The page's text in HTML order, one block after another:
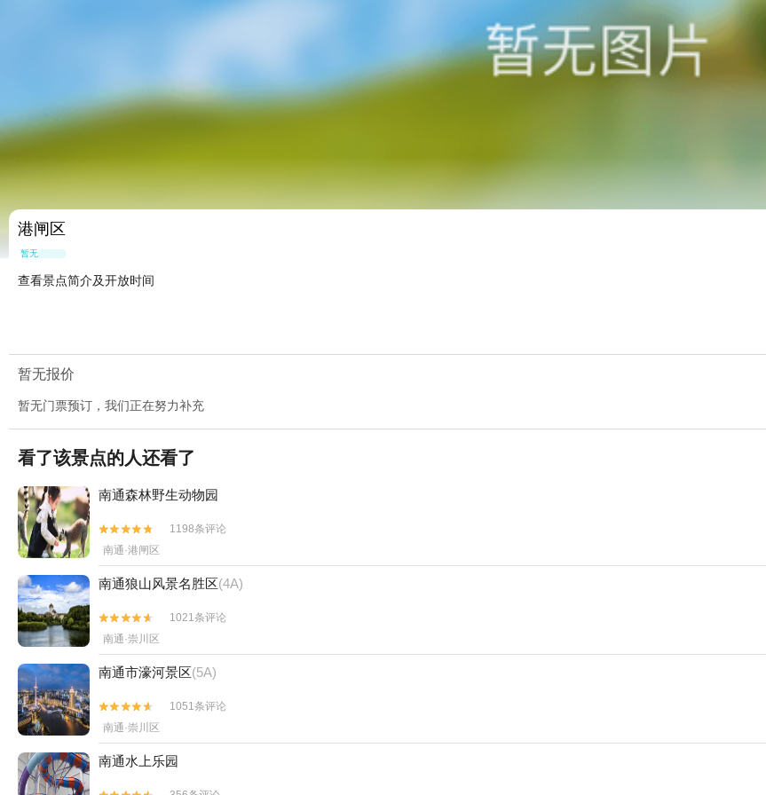
港闸区
暂无点评
查看景点简介及开放时间
暂无报价
暂无门票预订，我们正在努力补充
看了该景点的人还看了
南通森林野生动物园


1198条评论
南通·港闸区
南通狼山风景名胜区(4A)


1021条评论
南通·崇川区
南通市濠河景区(5A)


1051条评论
南通·崇川区
南通水上乐园